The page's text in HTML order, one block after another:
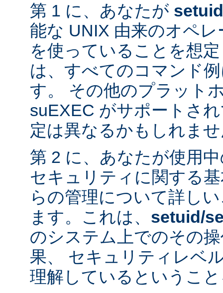
第 1 に、あなたが setuid
能な UNIX 由来のオペ
を使っていることを想
は、すべてのコマンド
す。 その他のプラット
suEXEC がサポートさ
定は異なるかもしれま
第 2 に、あなたが使用
セキュリティに関する
らの管理について詳し
ます。これは、 setuid/
のシステム上でのその
果、 セキュリティレベ
理解しているというこ